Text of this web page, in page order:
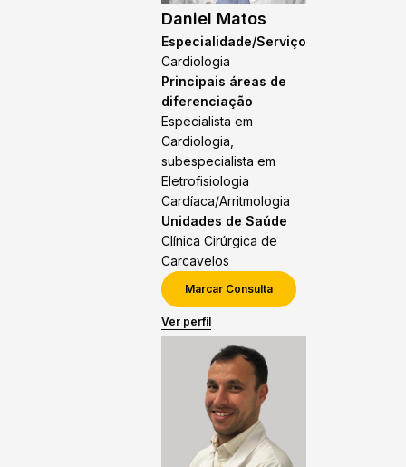
Daniel Matos
Especialidade/Serviço
Cardiologia
Principais áreas de
diferenciação
Especialista em
Cardiologia,
subespecialista em
Eletrofisiologia
Cardíaca/Arritmologia
Unidades de Saúde
Clínica Cirúrgica de
Carcavelos
Marcar Consulta
Ver perfil